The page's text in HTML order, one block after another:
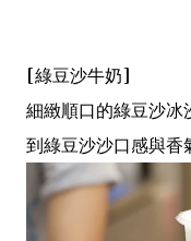
[綠豆沙牛奶]
細緻順口的綠豆沙冰
到綠豆沙沙口感與香